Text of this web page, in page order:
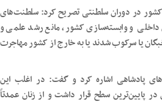
در دوران سلطنتی تصریح کرد: سلطنت‌های
داخلی و وابسته‌سازی کشور، مانع رشد علمی و
یا سرکوب شدند یا به خارج از کشور مهاجرت
پادشاهی اشاره کرد و گفت: در اغلب این
سطح قرار داشت و از زنان عمدتاً